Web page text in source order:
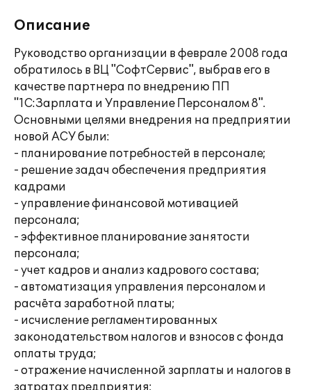
Описание
Руководство организации в феврале 2008 года
обратилось в ВЦ "СофтСервис", выбрав его в
качестве партнера по внедрению ПП
"1С:Зарплата и Управление Персоналом 8".
Основными целями внедрения на предприятии
новой АСУ были:
- планирование потребностей в персонале;
- решение задач обеспечения предприятия
кадрами
- управление финансовой мотивацией
персонала;
- эффективное планирование занятости
персонала;
- учет кадров и анализ кадрового состава;
- автоматизация управления персоналом и
расчёта заработной платы;
- исчисление регламентированных
законодательством налогов и взносов с фонда
оплаты труда;
- отражение начисленной зарплаты и налогов в
затратах предприятия;